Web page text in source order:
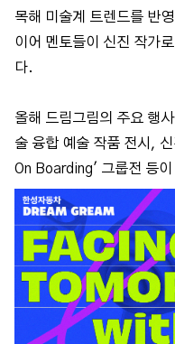
목해 미술계 트렌드를 반
이어 멘토들이 신진 작가
다.
올해 드림그림의 주요 행
술 융합 예술 작품 전시,
On Boarding' 그룹전 등이